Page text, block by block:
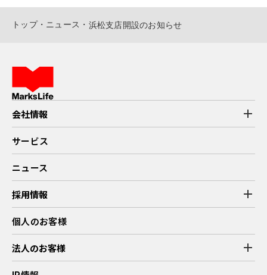
トップ・ ニュース ・ 浜松支店開設のお知らせ
会社情報 add
マークスライフのストーリー
代表挨拶
企業理念
会社概要
サービス
ニュース
採用情報 add
新卒採用情報
キャリア採用情報
働く環境・制度
募集職種
エントリー
個人のお客様
法人のお客様 add
業務提携